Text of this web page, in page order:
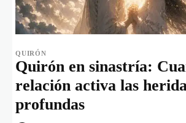
QUIRÓN
Quirón en sinastría:
relación activa las
profundas